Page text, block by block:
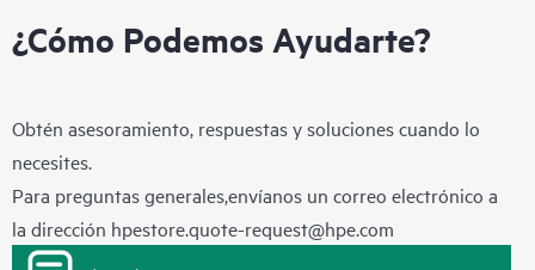
¿Cómo Podemos Ayudarte?
Obtén asesoramiento, respuestas y soluciones cuando lo
necesites.
Para preguntas generales,envíanos un correo electrónico a
la dirección hpestore.quote-request@hpe.com